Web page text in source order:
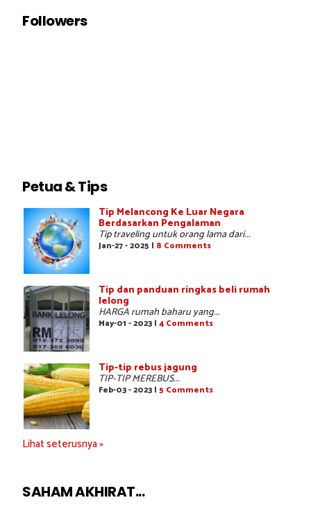
Followers
Petua & Tips
Tip Melancong Ke Luar Negara
Berdasarkan Pengalaman
Tip traveling untuk orang lama dari...
Jan-27 - 2025 | 8 Comments
Tip dan panduan ringkas beli rumah
lelong
HARGA rumah baharu yang...
May-01 - 2023 | 4 Comments
Tip-tip rebus jagung
TIP-TIP MEREBUS...
Feb-03 - 2023 | 5 Comments
Lihat seterusnya »
SAHAM AKHIRAT...